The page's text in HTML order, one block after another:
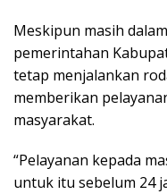
Meskipun masih
pemerintahan
tetap menjalankan
memberikan
masyarakat.
“Pelayanan kepada
untuk itu sebelum 24